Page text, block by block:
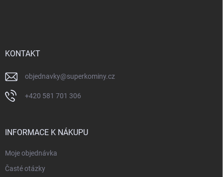
KONTAKT
objednavky@superkominy.cz
+420 581 701 306
INFORMACE K NÁKUPU
Moje objednávka
Časté otázky